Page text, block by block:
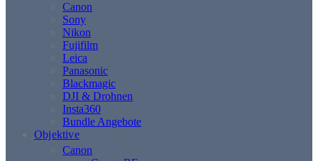
Canon
Sony
Nikon
Fujifilm
Leica
Panasonic
Blackmagic
DJI & Drohnen
Insta360
Bundle Angebote
Objektive
Canon